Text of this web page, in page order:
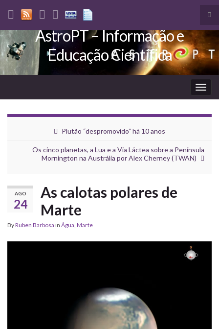
Search for:
AstroPT – Informação e
Educação Científica
Plutão “despromovido” há 10 anos
Os cinco planetas, a Lua e a Via Láctea sobre a Península
Mornington na Austrália por Alex Cherney (TWAN)
AGO
24
As calotas polares de
Marte
ByRuben Barbosa in Água, Marte